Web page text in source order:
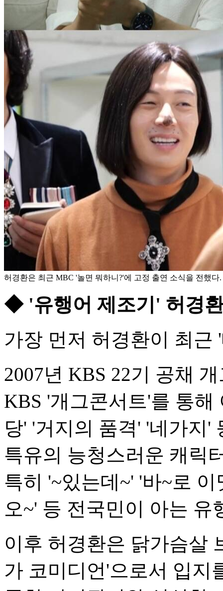
허경환은 최근 MBC '놀면 뭐하니?'에 고정 출연 소식을 전했다
◆ '유행어 제조기' 허경
가장 먼저 허경환이 최근
2007년 KBS 22기 공채
KBS '개그콘서트'를 통
당' '거지의 품격' '네가지'
특유의 능청스러운 캐릭
특히 '~있는데~' '바~로
오~' 등 전국민이 아는
이후 허경환은 닭가슴살
가 코미디언'으로서 입지